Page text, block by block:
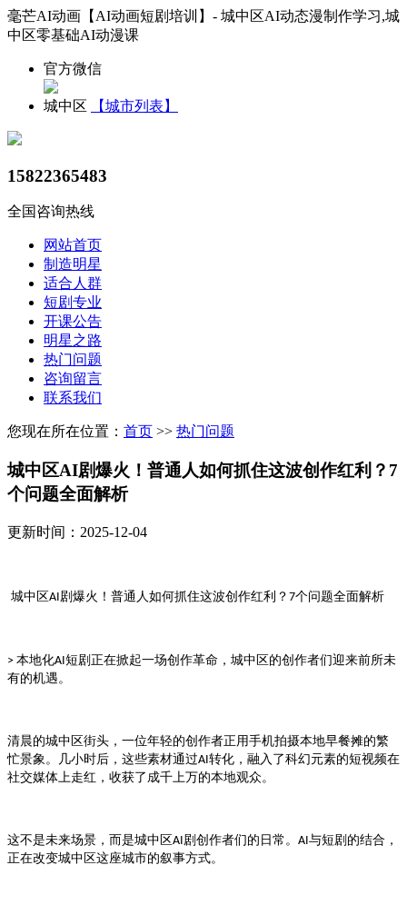
毫芒AI动画【AI动画短剧培训】- 城中区AI动态漫制作学习,城
中区零基础AI动漫课
官方微信
城中区 【城市列表】
15822365483
全国咨询热线
网站首页
制造明星
适合人群
短剧专业
开课公告
明星之路
热门问题
咨询留言
联系我们
您现在所在位置： 首页 >> 热门问题
城中区AI剧爆火！普通人如何抓住这波创作红利？7
个问题全面解析
更新时间：2025-12-04
城中区AI 剧爆火！普通人如何抓住这波创作红利？ 7个问题全面解析
> 本地化AI 短剧正在掀起一场创作革命， 城中区 的创作者们迎来前所未
有的机遇。
清晨的城中区街头，一位年轻的创作者正用手机拍摄本地早餐摊的繁
忙景象。几小时后，这些素材通过AI 转化，融入了科幻元素的短视频在
社交媒体上走红，收获了成千上万的本地观众。
这不是未来场景，而是城中区AI 剧创作者们的日常。 AI 与短剧的结合，
正在改变城中区这座城市的叙事方式。